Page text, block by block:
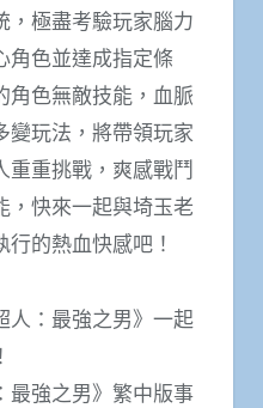
，極盡考驗玩家腦力
角色並達成指定條
角色無敵技能，血脈
變玩法，將帶領玩家
重重挑戰，爽感戰鬥
，快來一起與埼玉老
的熱血快感吧！
人：最強之男》一起
最強之男》繁中版事